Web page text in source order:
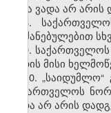
სხვა ვადა არ
8.
ბრძანებულებით
9.
შედის მისი
10.
საქართველოს
ვადა არ არის